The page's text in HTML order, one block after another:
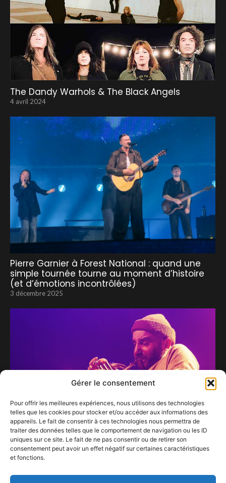
Gérer le consentement
Pour offrir les meilleures expériences, nous utilisons des technologies
telles que les cookies pour stocker et/ou accéder aux informations des
appareils. Le fait de consentir à ces technologies nous permettra de
traiter des données telles que le comportement de navigation ou les ID
uniques sur ce site. Le fait de ne pas consentir ou de retirer son
consentement peut avoir un effet négatif sur certaines caractéristiques
et fonctions.
The Dandy Warhols & The Black Angels
4 avril 2024
Pierre Garnier à Forest National : quand une
simple tournée tourne au moment d’histoire
(et d’émotions incontrôlées)
3 décembre 2025
Bérode : Une Évasion Musicale Fraîche teintée
18 décembre 2023